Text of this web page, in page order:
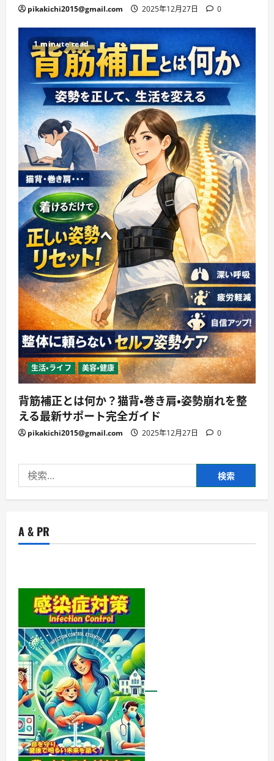
pikakichi2015@gmail.com 2025年12月27日 0
1 minute read
生活・ライフ 美容・健康
背筋補正とは何か？猫背・巻き肩・姿勢崩れを整
える最新サポート完全ガイド
pikakichi2015@gmail.com 2025年12月27日 0
索:
A & PR